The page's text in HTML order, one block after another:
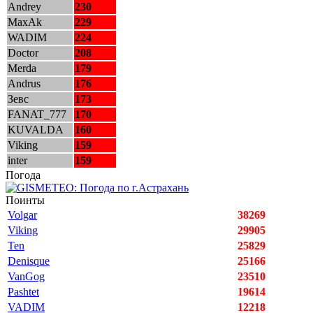
Andrey
230
MaxAk
229
WADIM
224
Doctor
208
Merda
179
Andrus
176
Зевс
173
FANAT_777
170
KUVALDA
160
Viking
159
inter
159
Погода
Поинты
Volgar
38269
Viking
29905
Ten
25829
Denisque
25166
VanGog
23510
Pashtet
19614
VADIM
12218